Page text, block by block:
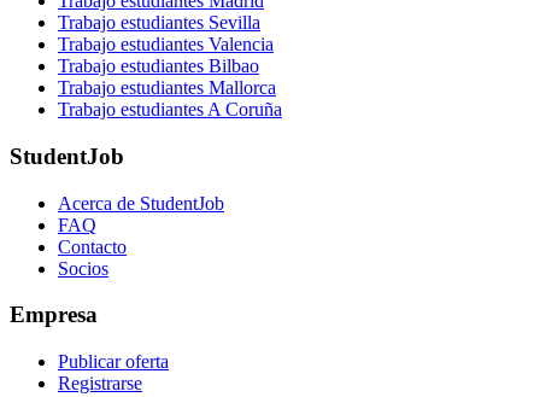
Trabajo estudiantes Sevilla
Trabajo estudiantes Valencia
Trabajo estudiantes Bilbao
Trabajo estudiantes Mallorca
Trabajo estudiantes A Coruña
StudentJob
Acerca de StudentJob
FAQ
Contacto
Socios
Empresa
Publicar oferta
Registrarse